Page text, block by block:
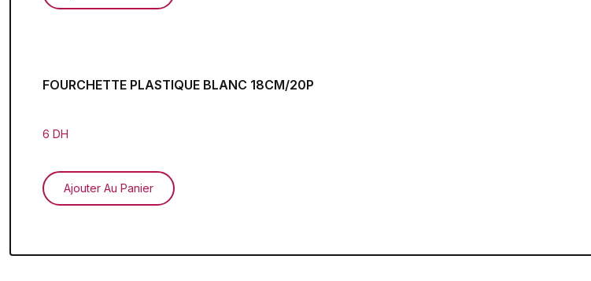
FOURCHETTE PLASTIQUE BLANC 18CM/20P
6 DH
Ajouter Au Panier